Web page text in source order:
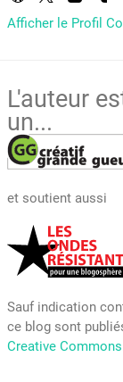
Afficher le Profil
L'auteur
un...
et soutient aussi
Sauf indication
ce blog sont
Creative Commons